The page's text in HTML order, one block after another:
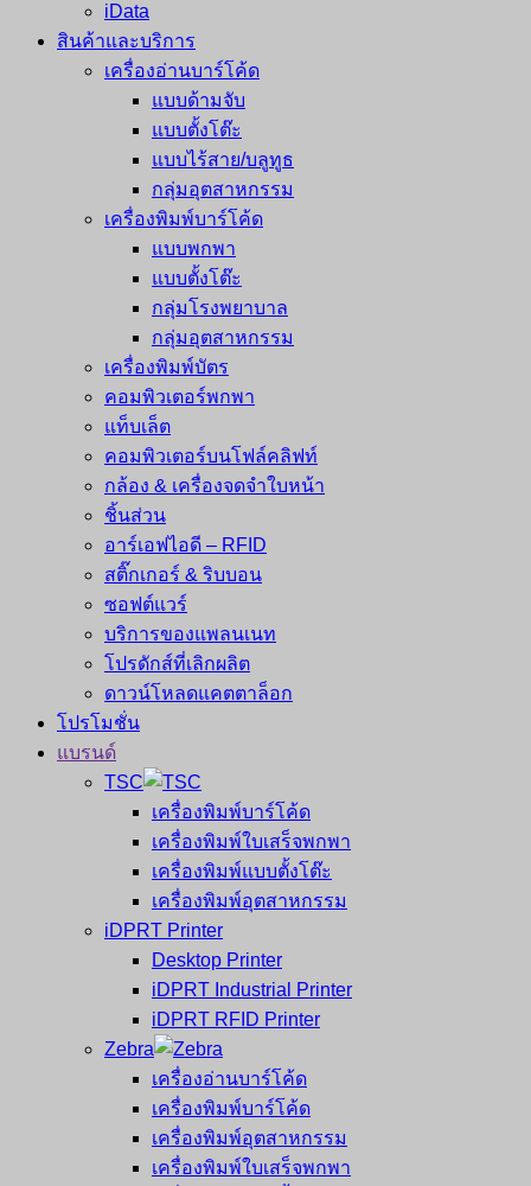
iData
สินค้าและบริการ
เครื่องอ่านบาร์โค้ด
แบบด้ามจับ
แบบตั้งโต๊ะ
แบบไร้สาย/บลูทูธ
กลุ่มอุตสาหกรรม
เครื่องพิมพ์บาร์โค้ด
แบบพกพา
แบบตั้งโต๊ะ
กลุ่มโรงพยาบาล
กลุ่มอุตสาหกรรม
เครื่องพิมพ์บัตร
คอมพิวเตอร์พกพา
แท็บเล็ต
คอมพิวเตอร์บนโฟล์คลิฟท์
กล้อง & เครื่องจดจำใบหน้า
ชิ้นส่วน
อาร์เอฟไอดี – RFID
สติ๊กเกอร์ & ริบบอน
ซอฟต์แวร์
บริการของแพลนเนท
โปรดักส์ที่เลิกผลิต
ดาวน์โหลดแคตตาล็อก
โปรโมชั่น
แบรนด์
TSC
เครื่องพิมพ์บาร์โค้ด
เครื่องพิมพ์ใบเสร็จพกพา
เครื่องพิมพ์แบบตั้งโต๊ะ
เครื่องพิมพ์อุตสาหกรรม
iDPRT Printer
Desktop Printer
iDPRT Industrial Printer
iDPRT RFID Printer
Zebra
เครื่องอ่านบาร์โค้ด
เครื่องพิมพ์บาร์โค้ด
เครื่องพิมพ์อุตสาหกรรม
เครื่องพิมพ์ใบเสร็จพกพา